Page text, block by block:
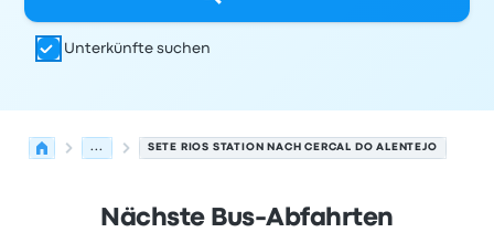
Unterkünfte suchen
... SETE RIOS STATION NACH CERCAL DO ALENTEJO
Nächste Bus-Abfahrten